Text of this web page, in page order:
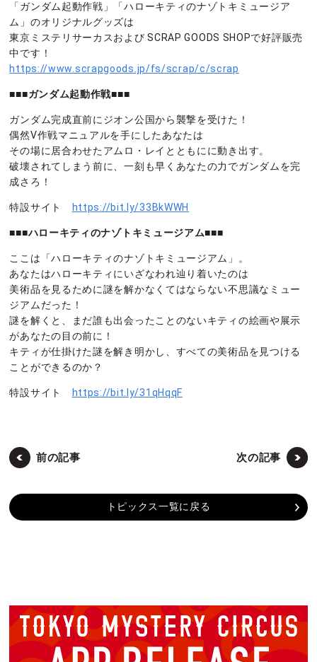
「ガンダム起動作戦」「ハローキティのナゾトキミュージア
ム」のオリジナルグッズは
東京ミステリサーカスおよび SCRAP GOODS SHOPで好評販売
中です！
https://www.scrapgoods.jp/fs/scrap/c/scrap
■■■ガンダム起動作戦■■■
ガンダム完成直前にジオン公国から襲撃を受けた！
偶然V作戦マニュアルを手にしたあなたは
その場に居合わせたアムロ・レイとともにに動き出す。
破壊されてしまう前に、一刻も早くあなたの力でガンダムを完
成さろ！
特設サイト https://bit.ly/33BkWWH
■■■ハローキティのナゾトキミュージアム■■■
ここは「ハローキティのナゾトキミュージアム」。
あなたはハローキティにいざなわれ辿り着いたのは
美術品を見るために謎を解かなくてはならない不思議なミュー
ジアムだった！
謎を解くと、まだ誰も出会ったことのないキティの絵画や展示
があなたの目の前に！
キティが仕掛けた謎を解き明かし、すべての美術品を見つける
ことができるのか？
特設サイト https://bit.ly/31qHqqF
前の記事 次の記事
トピックス一覧に戻る